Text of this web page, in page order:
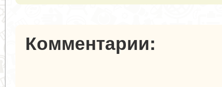
Комментарии: